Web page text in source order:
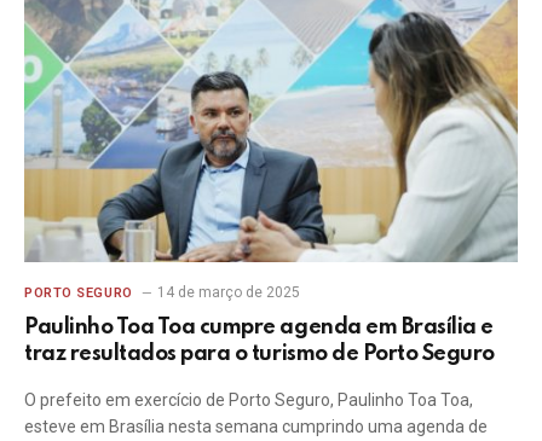
PORTO SEGURO 14 de março de 2025
Paulinho Toa Toa cumpre agenda em Brasília e
traz resultados para o turismo de Porto Seguro
O prefeito em exercício de Porto Seguro, Paulinho Toa Toa,
esteve em Brasília nesta semana cumprindo uma agenda de